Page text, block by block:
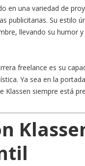
en una variedad de
publicitarias. Su estilo
llevando su humor
freelance es su
Ya sea en la
Klassen siempre está